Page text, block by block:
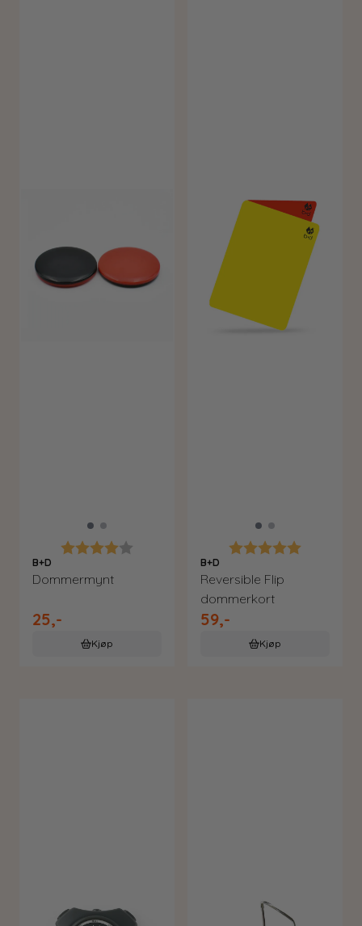
Karakter:
B+D
Dommermynt
25,-
Kjøp
Karakter:
B+D
Reversible Flip
dommerkort
59,-
Kjøp